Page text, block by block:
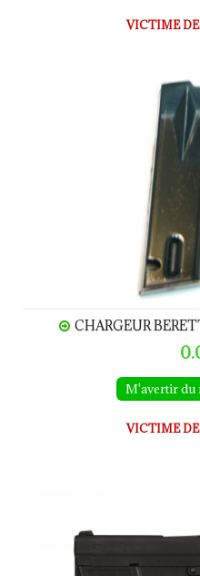
VICTIME
Chargeur Beretta 92S
CHARGEUR
M'avertir du
VICTIME